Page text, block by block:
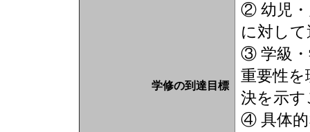
学修の到達目標
② 幼児・
に対し
③ 学級・
重要性を
決を示
④ 具体的